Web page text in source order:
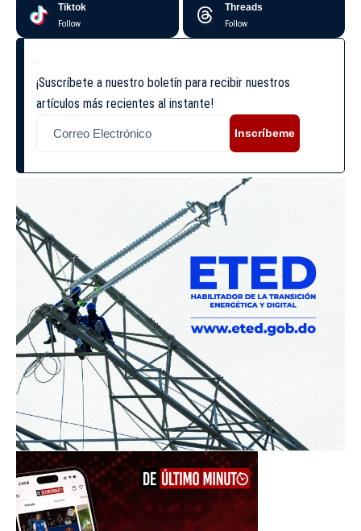
Tiktok
Follow
Threads
Follow
¡Suscríbete a nuestro boletín para recibir nuestros
artículos más recientes al instante!
Inscríbeme